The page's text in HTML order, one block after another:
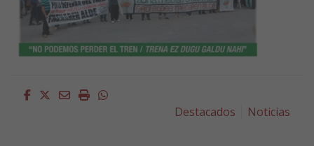
Facebook
Twitter
EmailImprimirWhatsapp
Destacados
Noticias